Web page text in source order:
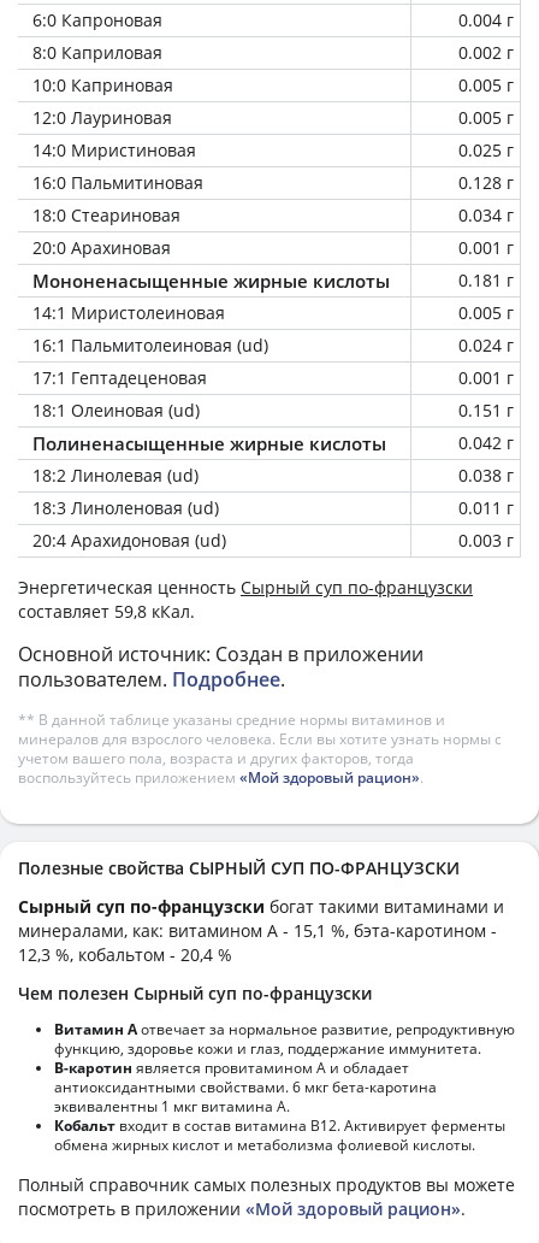
6:0 Капроновая
0.004 г
8:0 Каприловая
0.002 г
10:0 Каприновая
0.005 г
12:0 Лауриновая
0.005 г
14:0 Миристиновая
0.025 г
16:0 Пальмитиновая
0.128 г
18:0 Стеариновая
0.034 г
20:0 Арахиновая
0.001 г
Мононенасыщенные жирные кислоты
0.181 г
14:1 Миристолеиновая
0.005 г
16:1 Пальмитолеиновая (ud)
0.024 г
17:1 Гептадеценовая
0.001 г
18:1 Олеиновая (ud)
0.151 г
Полиненасыщенные жирные кислоты
0.042 г
18:2 Линолевая (ud)
0.038 г
18:3 Линоленовая (ud)
0.011 г
20:4 Арахидоновая (ud)
0.003 г
Энергетическая ценность Сырный суп по-французски
составляет 59,8 кКал.
Основной источник: Создан в приложении
пользователем. Подробнее.
** В данной таблице указаны средние нормы витаминов и
минералов для взрослого человека. Если вы хотите узнать нормы с
учетом вашего пола, возраста и других факторов, тогда
воспользуйтесь приложением «Мой здоровый рацион».
Полезные свойства СЫРНЫЙ СУП ПО-ФРАНЦУЗСКИ
Сырный суп по-французски богат такими витаминами и
минералами, как: витамином А - 15,1 %, бэта-каротином -
12,3 %, кобальтом - 20,4 %
Чем полезен Сырный суп по-французски
Витамин Аотвечает за нормальное развитие, репродуктивную
функцию, здоровье кожи и глаз, поддержание иммунитета.
В-каротин является провитамином А и обладает
антиоксидантными свойствами. 6 мкг бета-каротина
эквивалентны 1 мкг витамина А.
Кобальт входит в состав витамина В12. Активирует ферменты
обмена жирных кислот и метаболизма фолиевой кислоты.
Полный справочник самых полезных продуктов вы можете
посмотреть в приложении «Мой здоровый рацион».